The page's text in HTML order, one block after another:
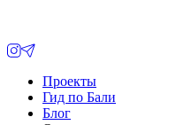
Проекты
Гид по Бали
Блог